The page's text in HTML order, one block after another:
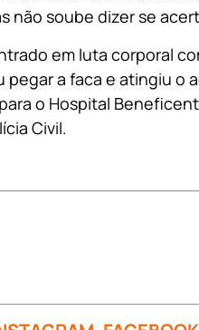
não soube dizer se
em luta corporal
a faca e atingiu o
o Hospital
Civil.